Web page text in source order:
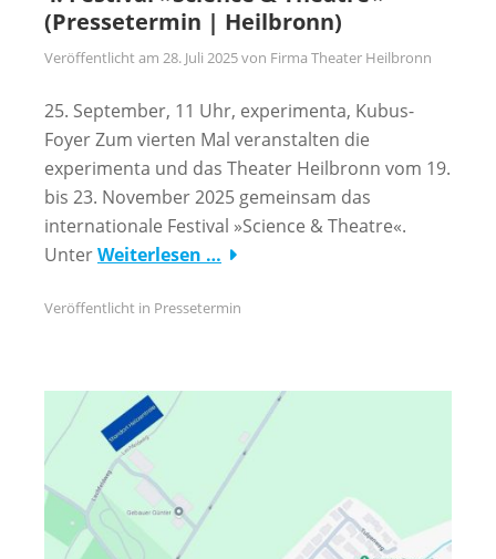
(Pressetermin | Heilbronn)
Veröffentlicht am 28. Juli 2025von Firma Theater Heilbronn
25. September, 11 Uhr, experimenta, Kubus-
Foyer Zum vierten Mal veranstalten die
experimenta und das Theater Heilbronn vom 19.
bis 23. November 2025 gemeinsam das
internationale Festival »Science & Theatre«.
UnterWeiterlesen …
Veröffentlicht in Pressetermin